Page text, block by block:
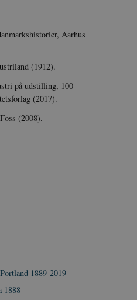
Aarhus
(1912).
på udstilling, 100
(2017).
(2008).
1889-2019
1888